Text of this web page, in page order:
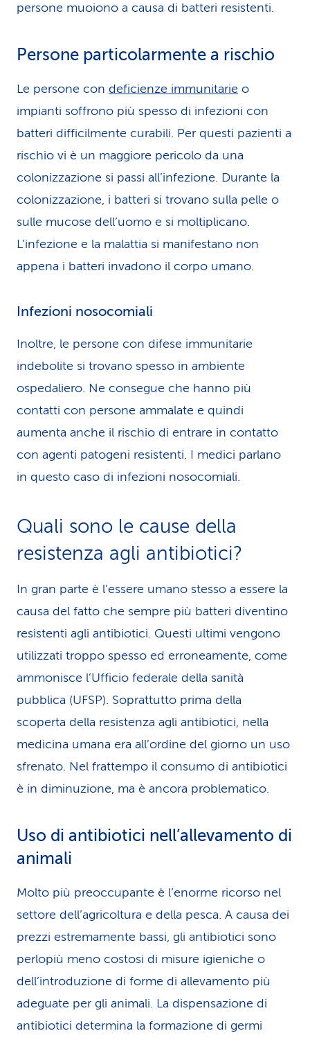
persone muoiono a causa di batteri resistenti.
Persone particolarmente a rischio
Le persone con deficienze immunitarie o
impianti soffrono più spesso di infezioni con
batteri difficilmente curabili. Per questi pazienti a
rischio vi è un maggiore pericolo da una
colonizzazione si passi all’infezione. Durante la
colonizzazione, i batteri si trovano sulla pelle o
sulle mucose dell’uomo e si moltiplicano.
L’infezione e la malattia si manifestano non
appena i batteri invadono il corpo umano.
Infezioni nosocomiali
Inoltre, le persone con difese immunitarie
indebolite si trovano spesso in ambiente
ospedaliero. Ne consegue che hanno più
contatti con persone ammalate e quindi
aumenta anche il rischio di entrare in contatto
con agenti patogeni resistenti. I medici parlano
in questo caso di infezioni nosocomiali.
Quali sono le cause della
resistenza agli antibiotici?
In gran parte è l'essere umano stesso a essere la
causa del fatto che sempre più batteri diventino
resistenti agli antibiotici. Questi ultimi vengono
utilizzati troppo spesso ed erroneamente, come
ammonisce l’Ufficio federale della sanità
pubblica (UFSP). Soprattutto prima della
scoperta della resistenza agli antibiotici, nella
medicina umana era all’ordine del giorno un uso
sfrenato. Nel frattempo il consumo di antibiotici
è in diminuzione, ma è ancora problematico.
Uso di antibiotici nell’allevamento di
animali
Molto più preoccupante è l’enorme ricorso nel
settore dell’agricoltura e della pesca. A causa dei
prezzi estremamente bassi, gli antibiotici sono
perlopiù meno costosi di misure igieniche o
dell’introduzione di forme di allevamento più
adeguate per gli animali. La dispensazione di
antibiotici determina la formazione di germi